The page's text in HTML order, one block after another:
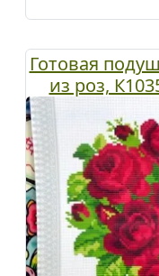
Готовая
из роз,